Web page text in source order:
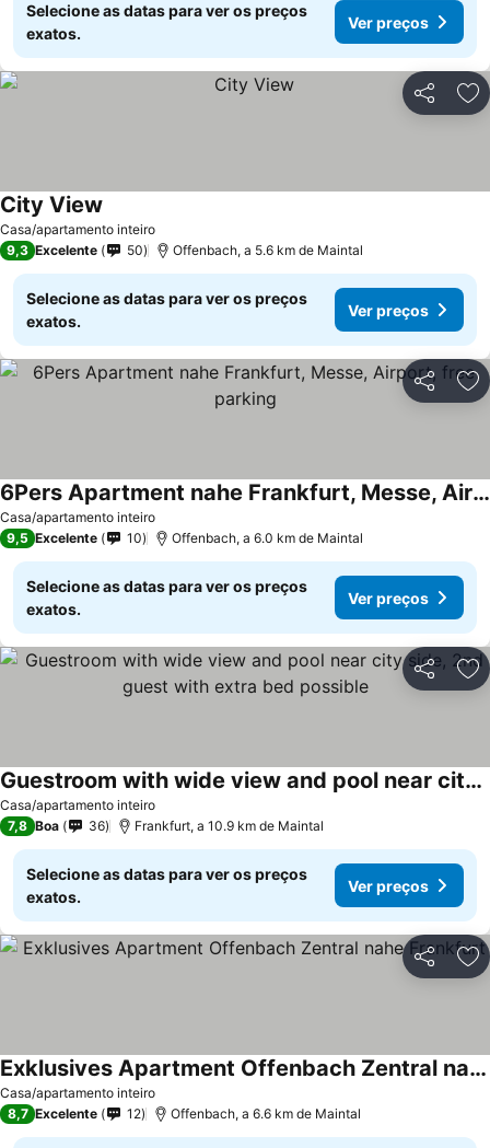
Selecione as datas para ver os preços
exatos.
Ver preços
Partilhar
Casa/apartamento inteiro
City View
9,3 Excelente 50 Offenbach, a 5.6 km de Maintal
Selecione as datas para ver os preços
exatos.
Ver preços
Partilhar
Casa/apartamento inteiro
6Pers Apartment nahe Frankfurt, Messe, Airport, free parking
9,5 Excelente 10 Offenbach, a 6.0 km de Maintal
Selecione as datas para ver os preços
exatos.
Ver preços
Partilhar
Casa/apartamento inteiro
Guestroom with wide view and pool near city side, 2nd guest with extra bed possible
7,8 Boa 36 Frankfurt, a 10.9 km de Maintal
Selecione as datas para ver os preços
exatos.
Ver preços
Partilhar
Casa/apartamento inteiro
Exklusives Apartment Offenbach Zentral nahe Frankfurt
8,7 Excelente 12 Offenbach, a 6.6 km de Maintal